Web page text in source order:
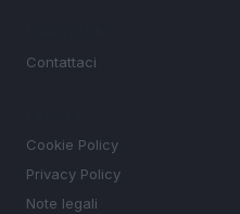
Contattaci
Cookie Policy
Privacy Policy
Note legali